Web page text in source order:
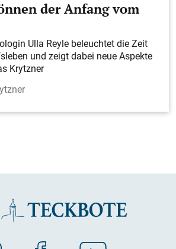
der Anfang vom
Ulla Reyle beleuchtet die Zeit
und zeigt dabei neue Aspekte
Krytzner